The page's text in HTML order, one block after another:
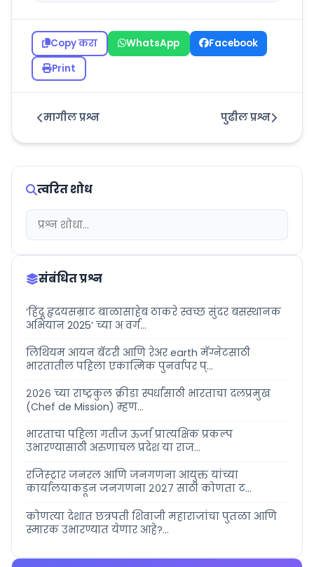
Copy करा WhatsApp
Facebook
Print
मागील प्रश्न पुढील प्रश्न
त्वरित शोध
संबंधित प्रश्न
‘हिंदू हृदयसम्राट बाळासाहेब ठाकरे स्वच्छ सुंदर बसस्थानक
अभियान 2025’ च्या अ वर्ग...
लिथियम आयन बॅटरी आणि रेअर earth मॅग्नेटसाठी
भारतातील पहिला एकात्मिक पुनर्वापर प्...
२०२६ च्या राष्ट्रकुल क्रीडा स्पर्धांसाठी भारताचा दलप्रमुख
(Chef de Mission) म्हण...
भारताचा पहिला गतीज ऊर्जा प्रात्यक्षिक प्रकल्प
उभारण्यासाठी अरुणाचल प्रदेश या राज...
रजिस्ट्रार जनरल आणि जनगणना आयुक्त यांच्या
कार्यालयाकडून जनगणना २०२७ साठी कोणता ट...
कोणत्या देशात छत्रपती शिवाजी महाराजांचा पुतळा आणि
स्मारक उभारण्यात येणार आहे?...